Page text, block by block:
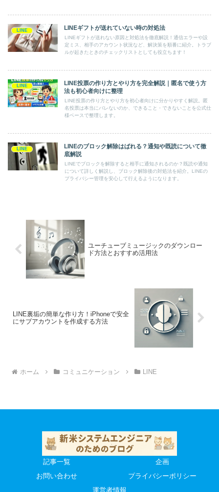
LINE LINEギフトが送れていない時の対処法
LINEギフトが送れない原因と対処法を徹底解説！通信エラーや設
定ミス、相手のアカウント状況など、解決策を順番に紹介。トラブ
ルが起きたときのチェックリストとしても役立ちます！
LINE
LINE投票の作り方とやり方を完全解説｜匿名で使う方
法も初心者向けに整理
LINE投票の作り方とやり方を初心者向けに分かりやすく解説。匿
名投票は本当にバレないのか、できること・できないことを公式仕
様ベースで整理します。
LINE
LINEのブロック解除はばれる？通知や既読について徹
底解説
LINEでブロックを解除すると相手に通知されるのか？既読や通知
について詳しく解説し、ブロック解除後の対処法を紹介。LINEの
プライバシー管理を安心して行えるようになります。
ユーチューブミュージックのダウンロー
ド方法とおすすめ活用法
LINE裏垢の簡単な作り方！iPhoneで安全
にサブアカウントを作成する方法
ホーム コミュニケーション LINE
記事一覧
企画
お問い合わせ
プライバシーポリシー
運営者情報